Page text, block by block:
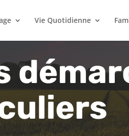
Vie Quotidienne